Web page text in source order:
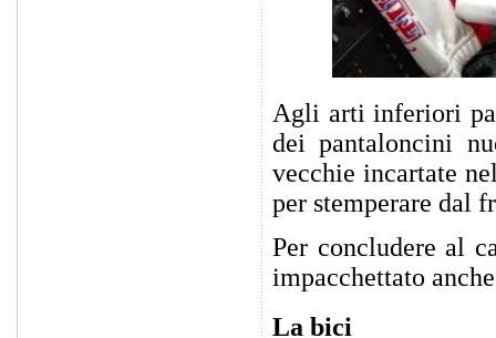
Agli arti inferiori
dei pantaloncini
vecchie incartate
per stemperare dal
Per concludere al
impacchettato
La bici